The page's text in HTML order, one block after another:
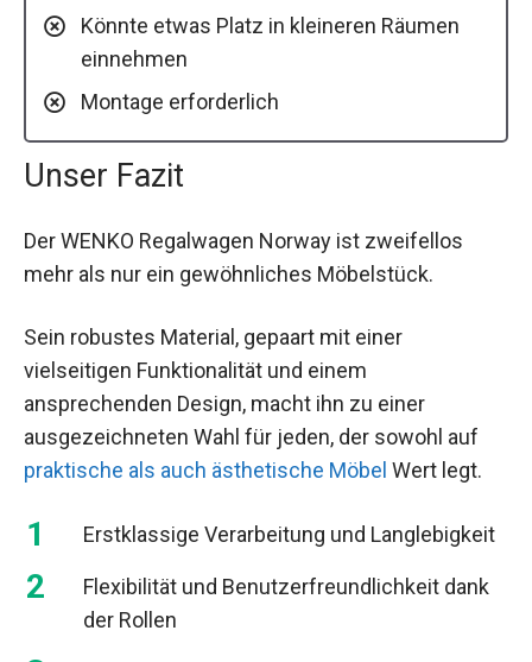
Könnte etwas Platz in kleineren Räumen
einnehmen
Montage erforderlich
Unser Fazit
Der WENKO Regalwagen Norway ist zweifellos
mehr als nur ein gewöhnliches Möbelstück.
Sein robustes Material, gepaart mit einer
vielseitigen Funktionalität und einem
ansprechenden Design, macht ihn zu einer
ausgezeichneten Wahl für jeden, der sowohl auf
praktische als auch ästhetische Möbel Wert legt.
Erstklassige Verarbeitung und Langlebigkeit
Flexibilität und Benutzerfreundlichkeit dank
der Rollen